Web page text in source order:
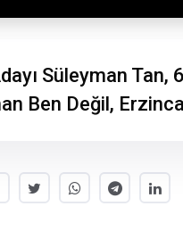
Süleyman Tan,
Ben Değil,